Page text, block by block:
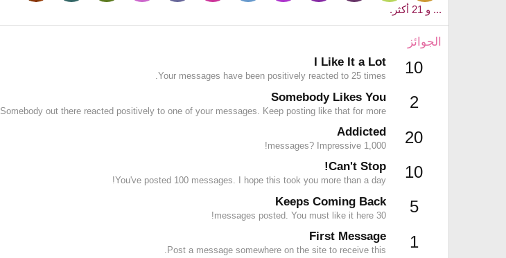
... و 21 أكثر.
الجوائز
10
I Like It a Lot
Your messages have been positively reacted to 25 times.
2
Somebody Likes You
Somebody out there reacted positively to one of your messages. Keep posting like that for more!
20
Addicted
1,000 messages? Impressive!
10
Can't Stop!
You've posted 100 messages. I hope this took you more than a day!
5
Keeps Coming Back
30 messages posted. You must like it here!
1
First Message
Post a message somewhere on the site to receive this.